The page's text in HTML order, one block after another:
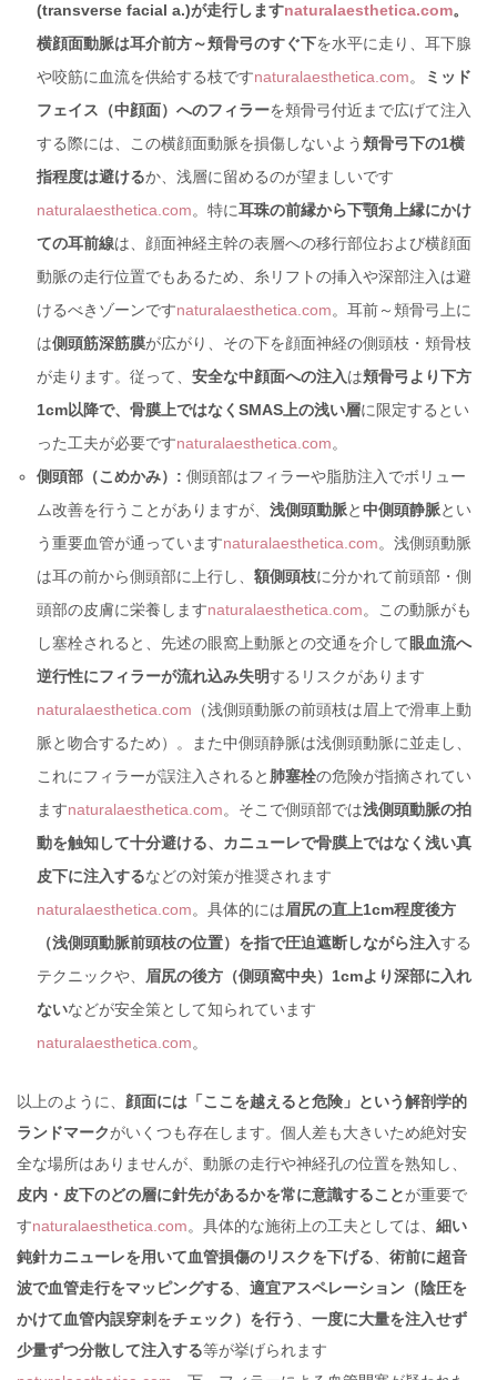
(transverse facial a.)が走行しますnaturalaesthetica.com。
横顔面動脈は耳介前方～頬骨弓のすぐ下を水平に走り、耳下腺
や咬筋に血流を供給する枝ですnaturalaesthetica.com。
ミッド
フェイス（中顔面）へのフィラーを頬骨弓付近まで広げて注入
する際には、この横顔面動脈を損傷しないよう頬骨弓下の1横
指程度は避けるか、浅層に留めるのが望ましいです
naturalaesthetica.com。特に耳珠の前縁から下顎角上縁にかけ
ての耳前線は、顔面神経主幹の表層への移行部位および横顔面
動脈の走行位置でもあるため、糸リフトの挿入や深部注入は避
けるべきゾーンですnaturalaesthetica.com。耳前～頬骨弓上に
は側頭筋深筋膜が広がり、その下を顔面神経の側頭枝・頬骨枝
が走ります。従って、安全な中顔面への注入は頬骨弓より下方
1cm以降で、骨膜上ではなくSMAS上の浅い層に限定するとい
った工夫が必要ですnaturalaesthetica.com。
側頭部（こめかみ）: 側頭部はフィラーや脂肪注入でボリュー
ム改善を行うことがありますが、浅側頭動脈と中側頭静脈とい
う重要血管が通っていますnaturalaesthetica.com。浅側頭動脈
は耳の前から側頭部に上行し、額側頭枝に分かれて前頭部・側
頭部の皮膚に栄養しますnaturalaesthetica.com。この動脈がも
し塞栓されると、先述の眼窩上動脈との交通を介して 眼血流へ
逆行性にフィラーが流れ込み失明するリスクがあります
naturalaesthetica.com （浅側頭動脈の前頭枝は眉上で滑車上動
脈と吻合するため）。また中側頭静脈は浅側頭動脈に並走し、
これにフィラーが誤注入されると 肺塞栓の危険が指摘されてい
ますnaturalaesthetica.com。そこで側頭部では浅側頭動脈の拍
動を触知して十分避ける、カニューレで骨膜上ではなく浅い真
皮下に注入するなどの対策が推奨されます
naturalaesthetica.com。具体的には眉尻の直上1cm程度後方
（浅側頭動脈前頭枝の位置）を指で圧迫遮断しながら注入する
テクニックや、
眉尻の後方（側頭窩中央）1cmより深部に入れ
ないなどが安全策として知られています
naturalaesthetica.com。
以上のように、 顔面には「ここを越えると危険」という解剖学的
ランドマークがいくつも存在します。個人差も大きいため絶対安
全な場所はありませんが、動脈の走行や神経孔の位置を熟知し、
皮内・皮下のどの層に針先があるかを常に意識することが重要で
すnaturalaesthetica.com。具体的な施術上の工夫としては、 細い
鈍針カニューレを用いて血管損傷のリスクを下げる
術前に超音
波で血管走行をマッピングする
適宜アスペレーション（陰圧を
かけて血管内誤穿刺をチェック）を行う
一度に大量を注入せず
少量ずつ分散して注入する等が挙げられます